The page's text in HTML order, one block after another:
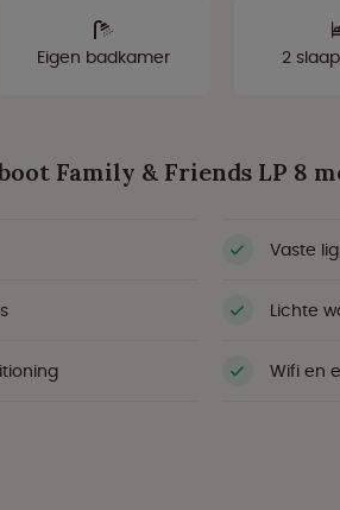
Eigen badkamer 2
Family & Friends LP 8
Vaste
Lichte
Wifi en